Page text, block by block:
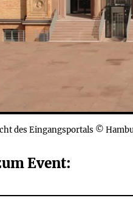
des Eingangsportals ©
Event: